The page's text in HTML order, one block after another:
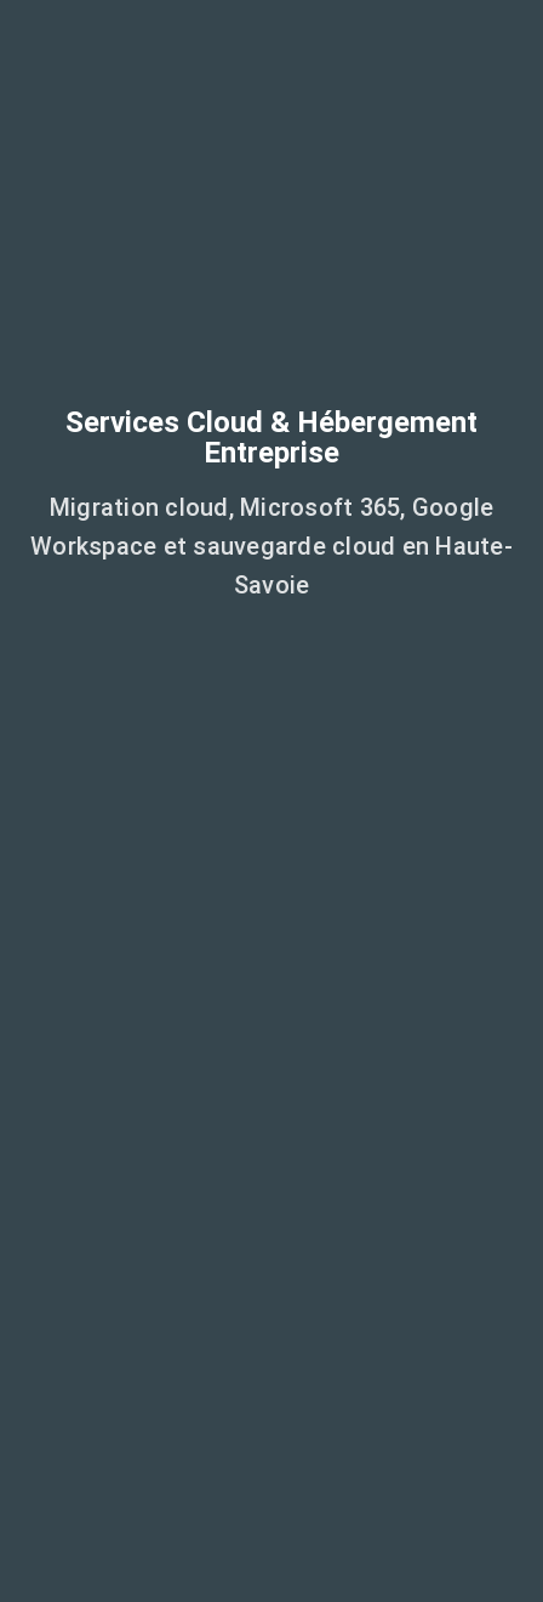
Services Cloud & Hébergement
Entreprise
Migration cloud, Microsoft 365, Google
Workspace et sauvegarde cloud en Haute-
Savoie